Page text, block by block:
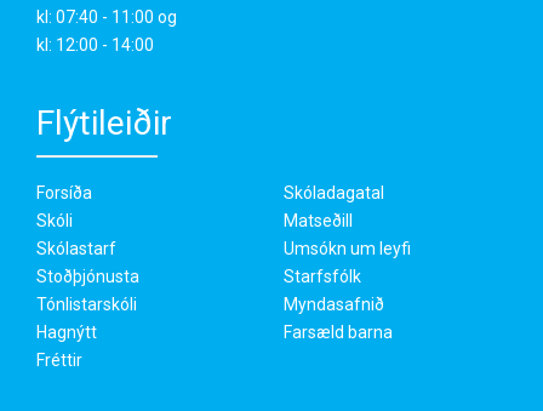
kl: 07:40 - 11:00 og
kl: 12:00 - 14:00
Flýtileiðir
Forsíða
Skóli
Skólastarf
Stoðþjónusta
Tónlistarskóli
Hagnýtt
Fréttir
Skóladagatal
Matseðill
Umsókn um leyfi
Starfsfólk
Myndasafnið
Farsæld barna